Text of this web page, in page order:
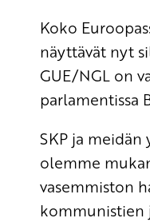
Koko
näyttävät nyt
GUE/NGL on
parlamentissa
SKP ja
olemme
vasemmiston
kommunistien